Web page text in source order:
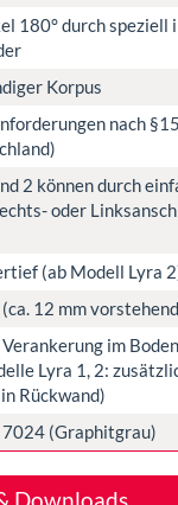
180° durch speziell
Korpus
nach
2 können durch
oder
(ab Modell Lyra
12 mm
im
Lyra 1, 2:
Rückwand)
7024 (Graphitgrau)